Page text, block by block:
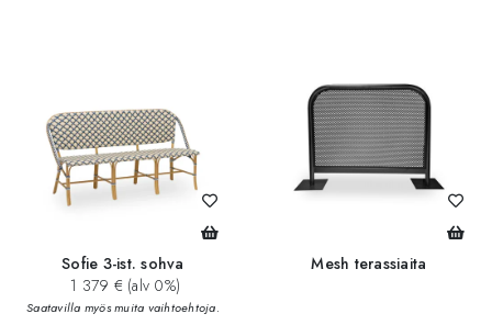
Sofie 3-ist. sohva
1 379 € (alv 0%)
Saatavilla myös muita vaihtoehtoja.
Mesh terassiaita